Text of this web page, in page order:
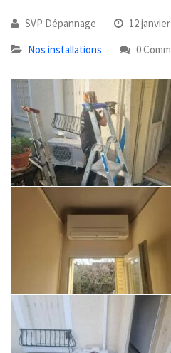
SVP Dépannage
12
Nos installations
0